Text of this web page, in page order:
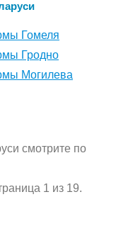
Гомеля
Гродно
Могилева
смотрите по
1 из 19.